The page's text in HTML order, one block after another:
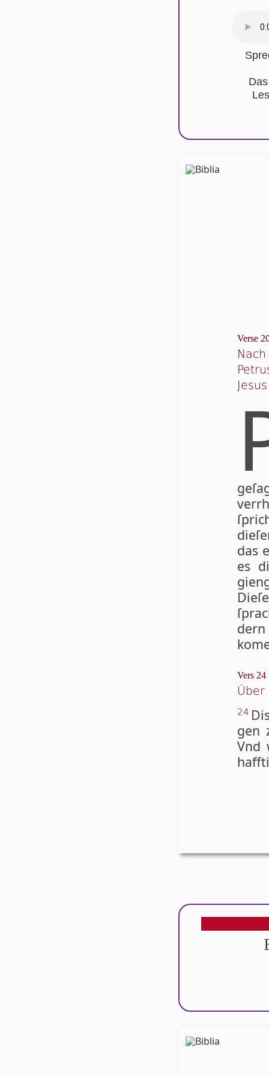
Verse
Jesus
das
es
Vers 24
Über
24
gen
Vnd